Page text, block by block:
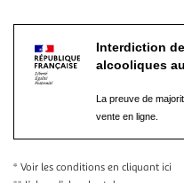
Interdiction
alcooliques
La preuve de
vente en ligne.
* Voir les conditions en cliquant ici